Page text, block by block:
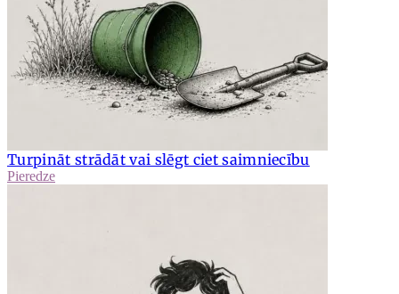
Turpināt strādāt vai slēgt ciet saimniecību
Pieredze